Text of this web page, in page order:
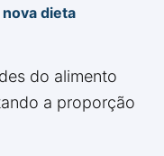
dieta
do alimento
a proporção